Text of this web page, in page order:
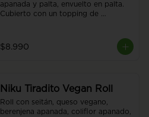
apanada y palta, envuelto en palta.
Cubierto con un topping de
$8.990
Niku Tiradito Vegan Roll
Roll con seitán, queso vegano,
berenjena apanada, coliflor apanado,